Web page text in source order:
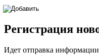
Регистрация
Идет отправка